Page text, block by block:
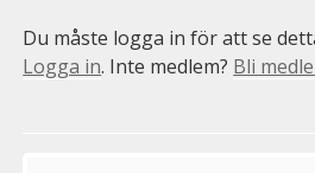
Du måste logga in för att se
Logga in. Inte medlem? Bli